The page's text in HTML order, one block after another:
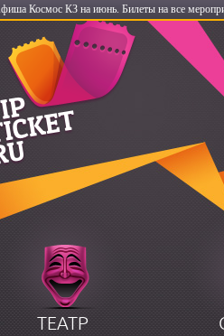
Космос КЗ на июнь. Билеты на все
ТЕАТР